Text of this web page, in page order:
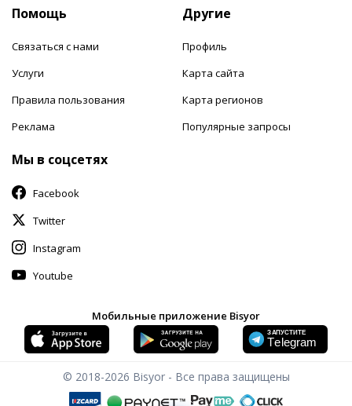
Помощь
Связаться с нами
Услуги
Правила пользования
Реклама
Другие
Профиль
Карта сайта
Карта регионов
Популярные запросы
Мы в соцсетях
Facebook
Twitter
Instagram
Youtube
Мобильные приложение Bisyor
© 2018-2026 Bisyor - Все права защищены